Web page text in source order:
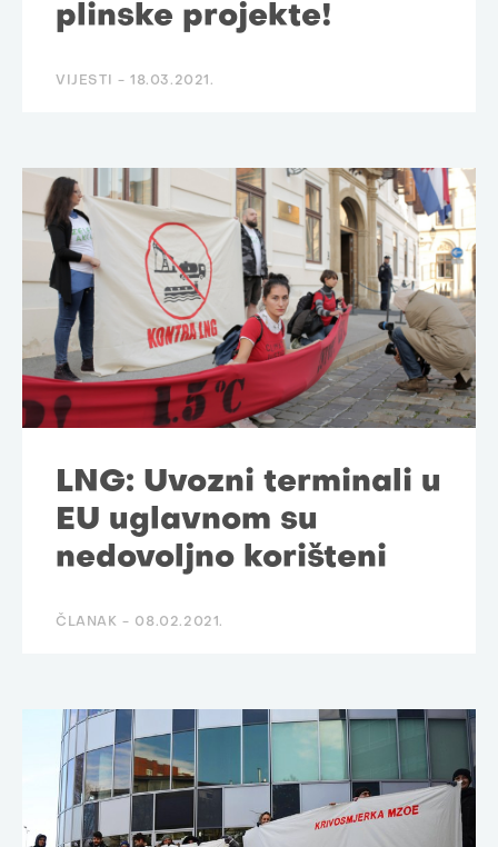
plinske projekte!
VIJESTI - 18.03.2021.
LNG: Uvozni terminali u
EU uglavnom su
nedovoljno korišteni
ČLANAK - 08.02.2021.